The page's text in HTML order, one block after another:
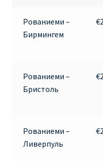
ДЕШЕВЫЕ
ИНФОРМАЦИЯ ДЛЯ
ВЫБОР И
ЗАДЕРЖКА, ОТМЕНА,
Рованиеми –
Бирмингем
Рованиеми –
Бристоль
Рованиеми –
Ливерпуль